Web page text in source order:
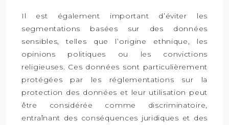
Il est également important d’éviter les
segmentations basées sur des données
sensibles, telles que l’origine ethnique, les
opinions politiques ou les convictions
religieuses. Ces données sont particulièrement
protégées par les réglementations sur la
protection des données et leur utilisation peut
être considérée comme discriminatoire,
entraînant des conséquences juridiques et des